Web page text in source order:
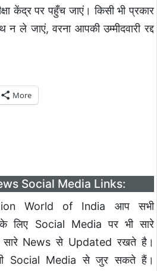
केंद्र पर पहुँच जाएं। किसी भी प्रकार
न ले जाएं, वरना आपकी उम्मीदवारी रद्द
More
Social Media Links:
World of India आप सभी
लिए Social Media पर भी सारे
News से Updated रखते है।
Social Media से जुर सकते हैं।